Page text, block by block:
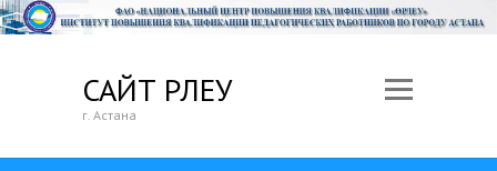
САЙТ ӨРЛЕУ
г. Астана